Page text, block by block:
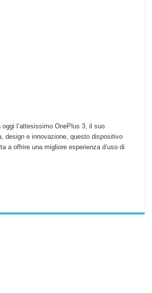
l’attesissimo OnePlus 3, il suo
design e innovazione, questo dispositivo
a offrire una migliore esperienza d’uso di